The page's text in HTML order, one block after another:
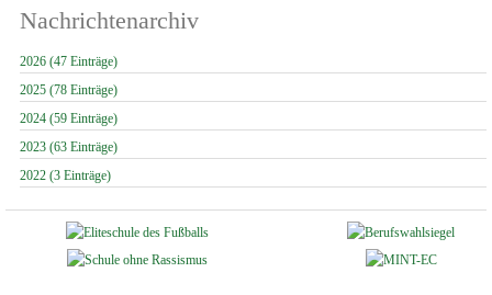
Nachrichtenarchiv
2026 (47 Einträge)
2025 (78 Einträge)
2024 (59 Einträge)
2023 (63 Einträge)
2022 (3 Einträge)